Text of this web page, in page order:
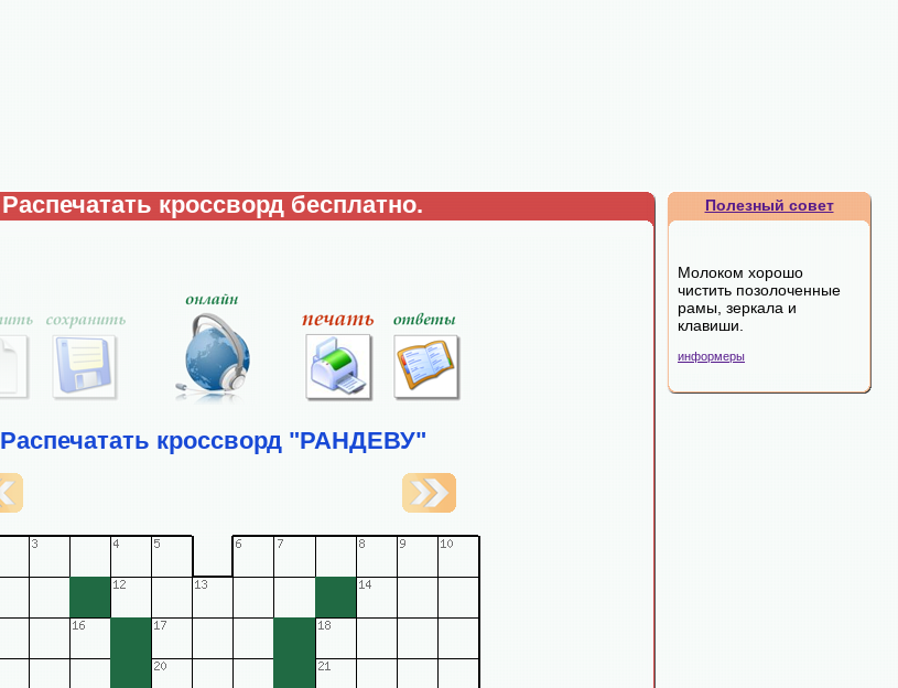
Распечатать кроссворд бесплатно.
Распечатать кроссворд "РАНДЕВУ"
Полезный совет
Молоком хорошо
чистить позолоченные
рамы, зеркала и
клавиши.
информеры